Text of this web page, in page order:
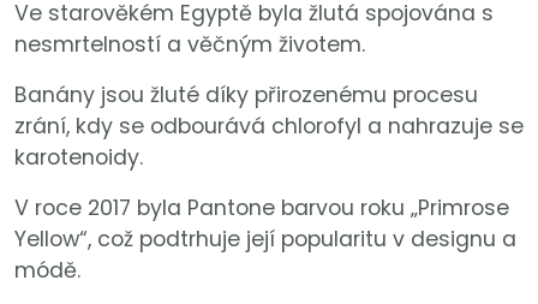
Ve starověkém Egyptě byla žlutá spojována s
nesmrtelností a věčným životem.
Banány jsou žluté díky přirozenému procesu
zrání, kdy se odbourává chlorofyl a nahrazuje se
karotenoidy.
V roce 2017 byla Pantone barvou roku „Primrose
Yellow“, což podtrhuje její popularitu v designu a
módě.